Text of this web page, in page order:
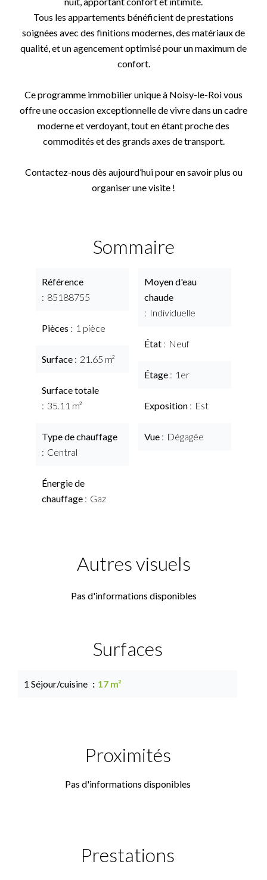
Tous les appartements bénéficient de prestations
soignées avec des finitions modernes, des matériaux de
qualité, et un agencement optimisé pour un maximum de
confort.
Ce programme immobilier unique à Noisy-le-Roi vous
offre une occasion exceptionnelle de vivre dans un cadre
moderne et verdoyant, tout en étant proche des
commodités et des grands axes de transport.
Contactez-nous dès aujourd’hui pour en savoir plus ou
organiser une visite !
Sommaire
Référence
85188755
Pièces 1 pièce
Surface 21.65 m²
Surface totale
35.11 m²
Type de chauffage
Central
Énergie de
chauffage
Gaz
Moyen d'eau
chaude
Individuelle
État Neuf
Étage 1er
Exposition Est
Vue Dégagée
Autres visuels
Pas d'informations disponibles
Surfaces
1 Séjour/cuisine 17 m²
Proximités
Pas d'informations disponibles
Prestations